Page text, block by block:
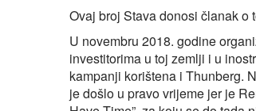
Ovaj broj Stava donosi članak o
U novembru 2018. godine
investitorima u toj zemlji i u
kampanji korištena i Thunberg.
je došlo u pravo vrijeme jer je